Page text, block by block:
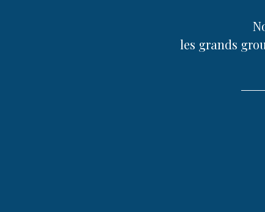
les grands